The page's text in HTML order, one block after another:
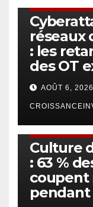
réseaux
: les
des OT
AOÛT 6, 2026
Culture
: 63 %
coupent
pendant